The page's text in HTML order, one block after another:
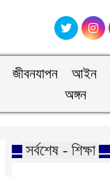
জীবনযাপন
আইন
অঙ্গন
সর্বশেষ - শিক্ষা